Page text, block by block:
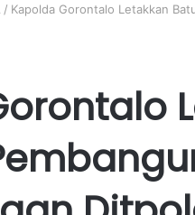
/ Kapolda Gorontalo Letakkan